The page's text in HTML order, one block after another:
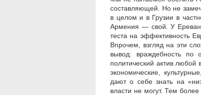
составляющей. Но не
в целом и в Грузии в
Армения — свой. У
теста на эффективность
Впрочем, взгляд на эти
вывод: враждебность по
политический актив любой
экономические,
дают о себе знать на
власти не могут. Тем